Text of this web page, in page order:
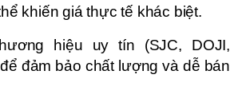
khiến giá thực tế khác biệt.
hiệu uy tín (SJC, DOJI,
đảm bảo chất lượng và dễ bán